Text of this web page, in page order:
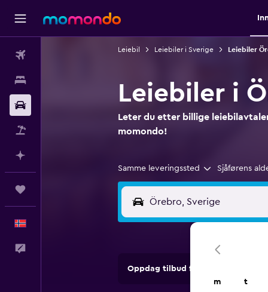
Leiebil Leiebiler i Sverige Leiebiler
Leiebiler i
Leter du etter billige
momondo!
Samme leveringssted Sjåførens
Oppdag tilbud fra utleieselskaper
m t